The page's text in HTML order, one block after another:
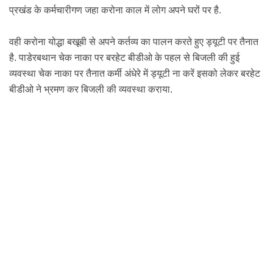
प्रखंड के कर्मचारीगण जहा करोना काल में लोग अपने घरों पर है.
वही करोना योद्धा बखूबी से अपने कर्तव्य कापालन करते हुए ड्यूटी पर तैनात
है.पाडेरबथान चेक नाका पर बरहेट बीडीओ के पहल से बिजली की हुई
व्यवस्थाचेक नाका पर तैनात कर्मी अंधेरे में ड्यूटी ना करें इसको लेकर बरहेट
बीडीओ नेभ्रमण कर बिजली की व्यवस्था कराया.